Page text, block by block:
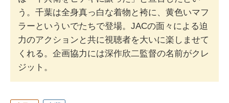
う。千葉は全身真っ白な着物と袴に、黄色いマフ
ラーといういでたちで登場。JACの面々による迫
力のアクションと共に視聴者を大いに楽しませて
くれる。企画協力には深作欣二監督の名前がクレ
ジット。